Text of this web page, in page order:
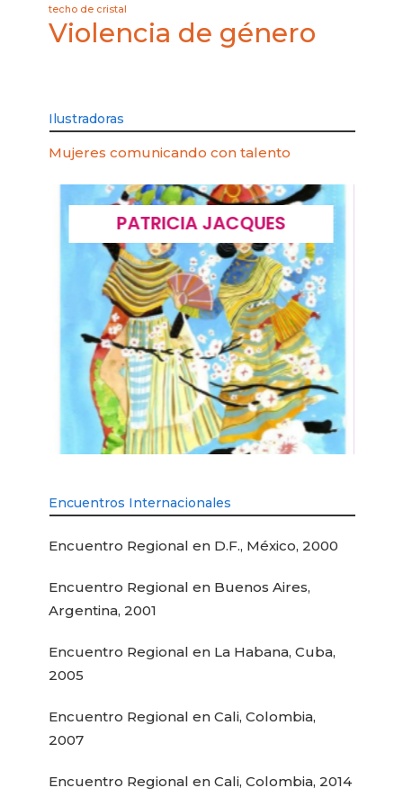
techo de cristal
Violencia de género
Ilustradoras
Mujeres comunicando con talento
PATRICIA JACQUES
Encuentros Internacionales
Encuentro Regional en D.F., México, 2000
Encuentro Regional en Buenos Aires,
Argentina, 2001
Encuentro Regional en La Habana, Cuba,
2005
Encuentro Regional en Cali, Colombia,
2007
Encuentro Regional en Cali, Colombia, 2014